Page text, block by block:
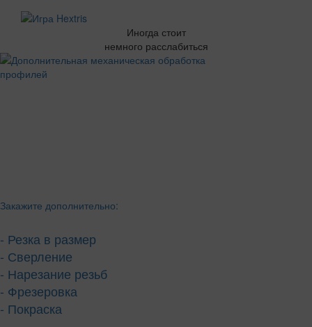
Иногда стоит
немного расслабиться
Закажите дополнительно:
- Резка в размер
- Сверление
- Нарезание резьб
- Фрезеровка
- Покраска